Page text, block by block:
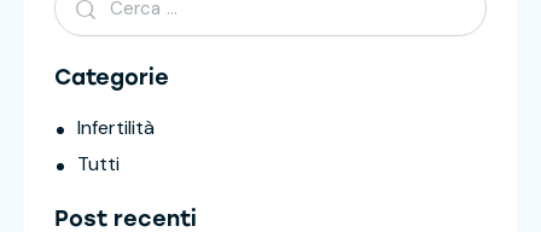
Categorie
Infertilità
Tutti
Post recenti